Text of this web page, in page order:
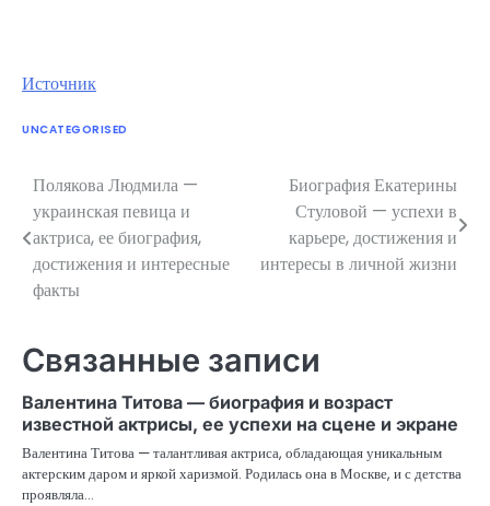
Источник
UNCATEGORISED
Навигация
по
записям
Полякова Людмила —
украинская певица и
актриса, ее биография,
достижения и интересные
факты
Биография Екатерины
Стуловой — успехи в
карьере, достижения и
интересы в личной жизни
Связанные записи
Валентина Титова — биография и возраст
известной актрисы, ее успехи на сцене и экране
Валентина Титова — талантливая актриса, обладающая уникальным
актерским даром и яркой харизмой. Родилась она в Москве, и с детства
проявляла…